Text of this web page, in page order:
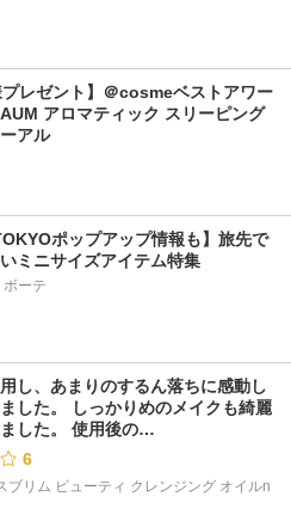
プレゼント】＠cosmeベストアワー
アロマティック スリーピング
アル
ポップアップ情報も】旅先で
ミニサイズアイテム特集
ーテ
し、あまりのするん落ちに感動し
した。 しっかりめのメイクも綺麗
した。 使用後の…
6
ブリム ビューティ クレンジング オイルn